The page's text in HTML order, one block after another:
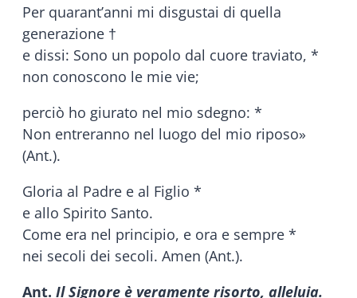
Per quarant’anni mi disgustai di quella
generazione †
e dissi: Sono un popolo dal cuore traviato, *
non conoscono le mie vie;
perciò ho giurato nel mio sdegno: *
Non entreranno nel luogo del mio riposo»
(Ant.).
Gloria al Padre e al Figlio *
e allo Spirito Santo.
Come era nel principio, e ora e sempre *
nei secoli dei secoli. Amen (Ant.).
Ant. Il Signore è veramente risorto, alleluia.